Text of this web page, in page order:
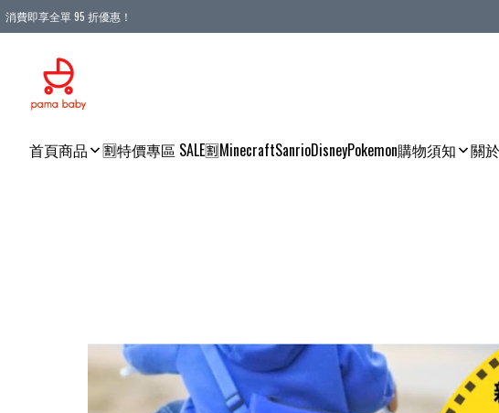
消費即享全單 95 折優惠！
首頁商品 🈹特價專區 SALE🈹MinecraftSanrioDisneyPokemon購物須知 關